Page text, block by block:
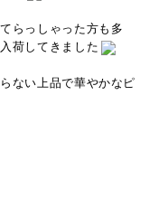
らっしゃった方も多
荷してきました
ない上品で華やかなピ